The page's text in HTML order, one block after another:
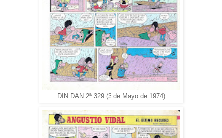
DIN DAN 2ª 329 (3 de Mayo de 1974)